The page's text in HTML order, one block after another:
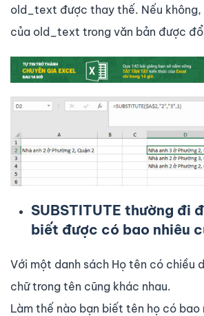
old_text được thay thế. Nếu không,
của old_text trong văn bản được
SUBSTITUTE thường đi
biết được có bao nhiêu
Với một danh sách Họ tên có chiều
chữ trong tên cũng khác nhau.
Làm thế nào bạn biết tên họ có bao